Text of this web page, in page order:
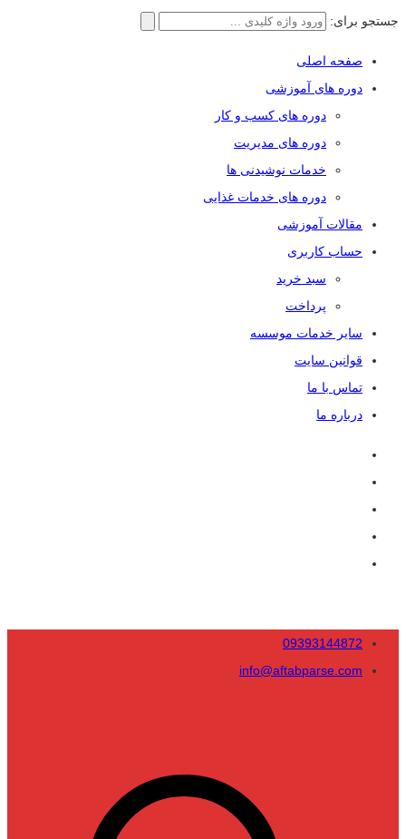
جستجو برای:
صفحه اصلی
دوره های آموزشی
دوره های کسب و کار
دوره های مدیریت
خدمات نوشیدنی ها
دوره های خدمات غذایی
مقالات آموزشی
حساب کاربری
سبد خرید
پرداخت
سایر خدمات موسسه
قوانین سایت
تماس با ما
درباره ما
09393144872
info@aftabparse.com